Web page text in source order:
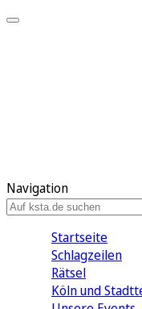
Navigation
Startseite
Schlagzeilen
Rätsel
Köln und